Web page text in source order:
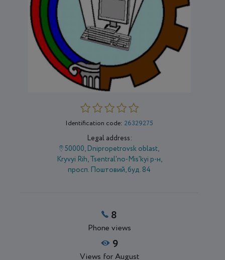
Identification code: 26329275
Legal address:
50000, Dnipropetrovsk oblast,
Kryvyi Rih, Tsentral'no-Mis'kyi р-н,
просп. Поштовий, буд. 84
8
Phone views
9
Views for August